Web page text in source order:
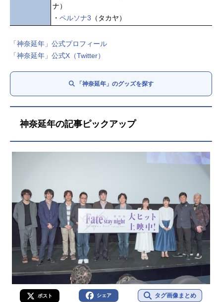
ナ）
・ ペルソナ3 （タカヤ）
「神奈延年」公式プロフィール
「神奈延年」公式X（Twitter）
「神奈延年」のグッズを探す
神奈延年の記事ピックアップ
ポスト シェア タグ画像まとめ